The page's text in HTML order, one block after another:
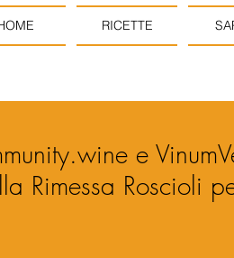
RICETTE
e
Rimessa Roscioli